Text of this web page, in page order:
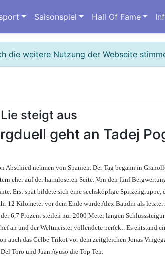
Saisonspiel Hall Of Fame
die weitere Nutzung der Webseite
steigt aus
geht an Tadej
Abschied nehmen von Spanien. Der Tag begann in
eher auf der harmloseren Seite. Von den fünf
Erst spät bildete sich eine sechsköpfige
12 Kilometer vor dem Ende wurde Alex Baudin als
6,7 Prozent steilen nur 2000 Meter langen
an und der Weltmeister vollendete perfekt. Es entstand
auch das Gelbe Trikot vor dem zeitgleichen Jonas
Toro und Juan Ayuso die Top Ten.